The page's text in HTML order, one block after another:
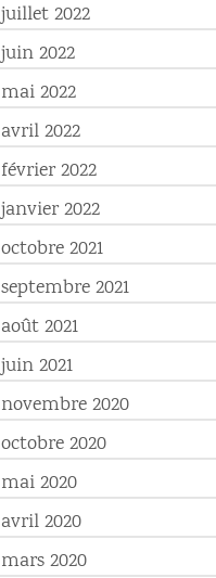
juillet 2022
juin 2022
mai 2022
avril 2022
février 2022
janvier 2022
octobre 2021
septembre 2021
août 2021
juin 2021
novembre 2020
octobre 2020
mai 2020
avril 2020
mars 2020